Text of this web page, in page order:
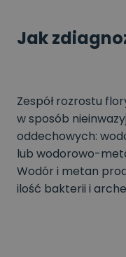
Jak
Zespół rozrostu
w sposób
oddechowych:
lub wodorowo-
Wodór i metan
ilość bakterii i